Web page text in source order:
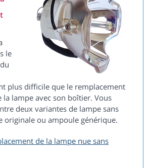
le
plus difficile que le remplacement
la lampe avec son boîtier. Vous
deux variantes de lampe sans
originale ou ampoule générique.
de la lampe nue sans